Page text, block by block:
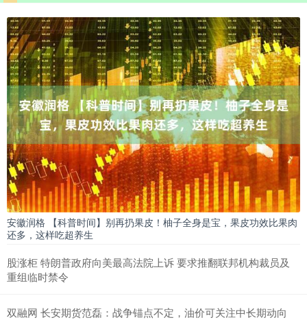
安徽润格 【科普时间】别再扔果皮！柚子全身是宝，果皮功效比果肉
还多，这样吃超养生
股涨柜 特朗普政府向美最高法院上诉 要求推翻联邦机构裁员及
重组临时禁令
双融网 长安期货范磊：战争锚点不定，油价可关注中长期动向